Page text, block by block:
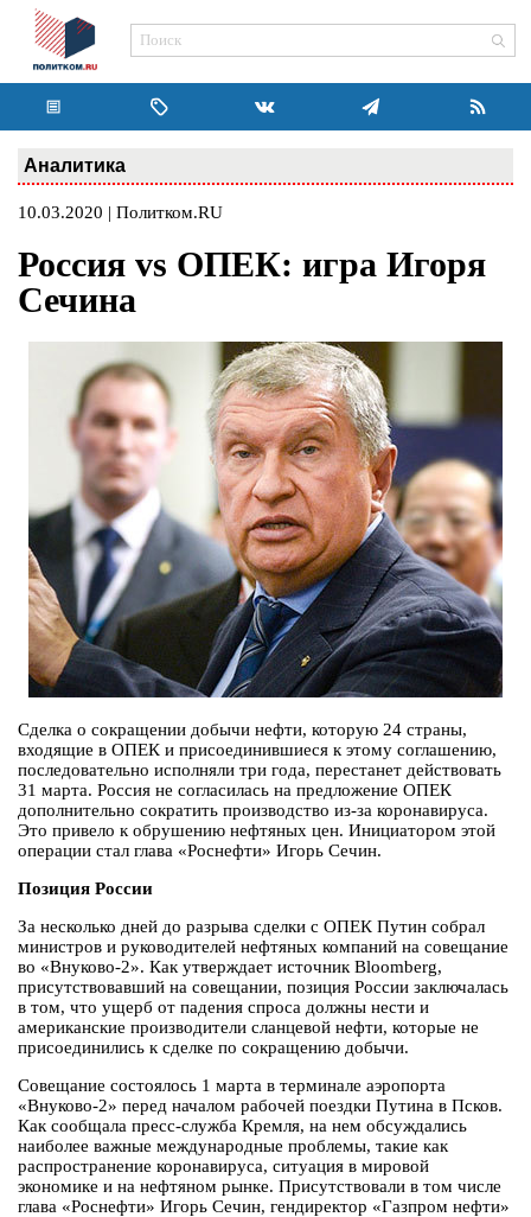
Аналитика
10.03.2020 | Политком.RU
Россия vs ОПЕК: игра Игоря
Сечина
Сделка о сокращении добычи нефти, которую 24 страны,
входящие в ОПЕК и присоединившиеся к этому соглашению,
последовательно исполняли три года, перестанет действовать
31 марта. Россия не согласилась на предложение ОПЕК
дополнительно сократить производство из-за коронавируса.
Это привело к обрушению нефтяных цен. Инициатором этой
операции стал глава «Роснефти» Игорь Сечин.
Позиция России
За несколько дней до разрыва сделки с ОПЕК Путин собрал
министров и руководителей нефтяных компаний на совещание
во «Внуково-2». Как утверждает источник Bloomberg,
присутствовавший на совещании, позиция России заключалась
в том, что ущерб от падения спроса должны нести и
американские производители сланцевой нефти, которые не
присоединились к сделке по сокращению добычи.
Совещание состоялось 1 марта в терминале аэропорта
«Внуково-2» перед началом рабочей поездки Путина в Псков.
Как сообщала пресс-служба Кремля, на нем обсуждались
наиболее важные международные проблемы, такие как
распространение коронавируса, ситуация в мировой
экономике и на нефтяном рынке. Присутствовали в том числе
глава «Роснефти» Игорь Сечин, гендиректор «Газпром нефти»